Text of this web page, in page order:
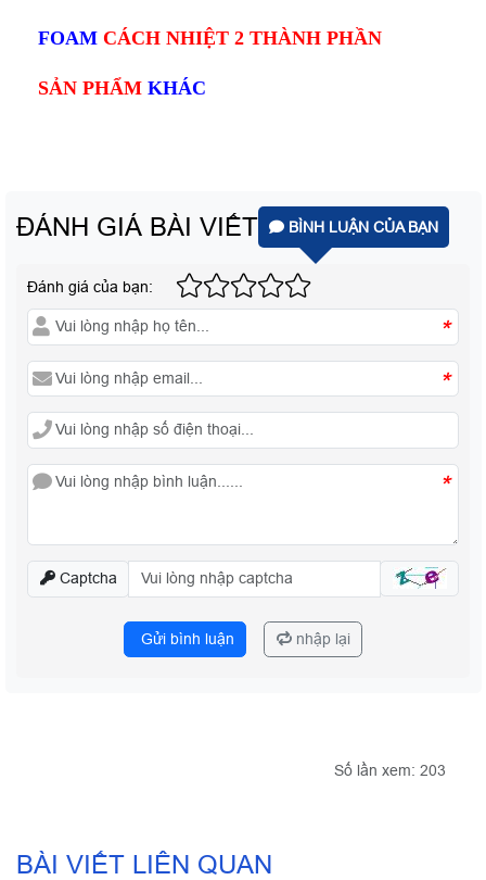
FOAM CÁCH NHIỆT 2 THÀNH PHẦN
SẢN PHẨM KHÁC
ĐÁNH GIÁ BÀI VIẾT BÌNH LUẬN CỦA BẠN
Đánh giá của bạn:
*
*
*
Captcha
Gửi bình luận nhập lại
Số lần xem: 203
BÀI VIẾT LIÊN QUAN